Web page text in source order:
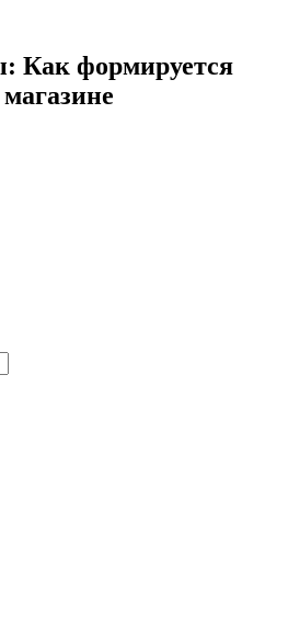
Как формируется